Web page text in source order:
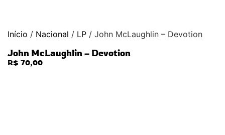
Início / Nacional / LP / John McLaughlin – Devotion
John McLaughlin – Devotion
R$ 70,00